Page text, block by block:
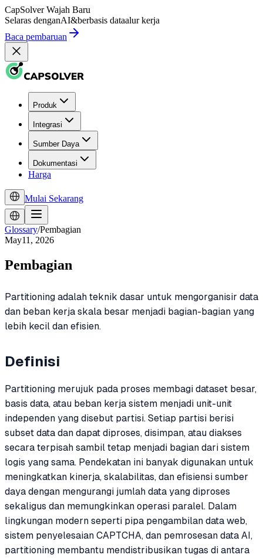
CapSolver Wajah Baru
Selaras denganAI&berbasis dataalur kerja
Baca pembaruan
Produk
Integrasi
Sumber Daya
Dokumentasi
Harga
Mulai Sekarang
Glossary/Pembagian
May11, 2026
Pembagian
Partitioning adalah teknik dasar untuk mengorganisir data
dan beban kerja skala besar menjadi bagian-bagian yang
lebih kecil dan efisien.
Definisi
Partitioning merujuk pada proses membagi dataset besar,
basis data, atau beban kerja sistem menjadi unit-unit
independen yang disebut partisi. Setiap partisi berisi
subset data dan dapat diproses, disimpan, atau diakses
secara terpisah sambil tetap menjadi bagian dari sistem
logis yang sama. Pendekatan ini banyak digunakan untuk
meningkatkan kinerja, skalabilitas, dan efisiensi sumber
daya dengan mengurangi jumlah data yang diproses
sekaligus dan memungkinkan operasi paralel. Dalam
lingkungan modern seperti pipa pengambilan data web,
sistem penyelesaian CAPTCHA, dan pemrosesan data AI,
partitioning membantu mendistribusikan tugas di antara